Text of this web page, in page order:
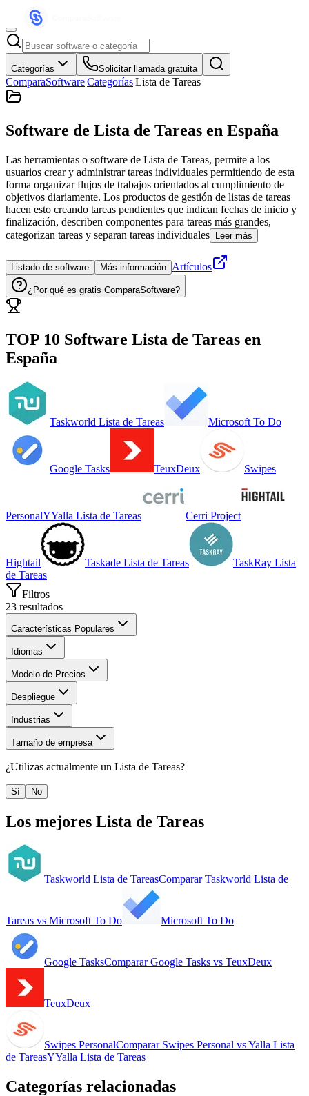
Categorías Solicitar llamada gratuita
ComparaSoftware|Categorías|Lista de Tareas
Software de Lista de Tareas en España
Las herramientas o software de Lista de Tareas, permite a los
usuarios crear y administrar tareas individuales permitiendo de esta
forma organizar flujos de trabajos orientados al cumplimiento de
objetivos diariamente. Los productos de gestión de listas de tareas
hacen esto creando tareas pendientes que indican fechas de inicio y
finalización, describen componentes para tareas más grandes,
categorizan tareas y separan tareas individuales
Leer más
Listado de software Más información Artículos
¿Por qué es gratis ComparaSoftware?
TOP 10 Software Lista de Tareas en
España
Taskworld Lista de Tareas Microsoft To Do
Google Tasks TeuxDeux Swipes
PersonalYYalla Lista de Tareas Cerri Project
Hightail Taskade Lista de Tareas
TaskRay Lista
de Tareas
Filtros
23 resultados
Características Populares
Idiomas
Modelo de Precios
Despliegue
Industrias
Tamaño de empresa
¿Utilizas actualmente un Lista de Tareas?
Sí No
Los mejores Lista de Tareas
Taskworld Lista de TareasComparar Taskworld Lista de
Tareas vs Microsoft To Do Microsoft To Do
Google TasksComparar Google Tasks vs TeuxDeux
TeuxDeux
Swipes PersonalComparar Swipes Personal vsYalla Lista
de TareasYYalla Lista de Tareas
Categorías relacionadas